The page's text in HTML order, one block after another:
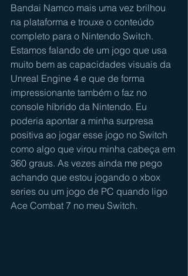
Bandai Namco mais uma vez brilhou
na plataforma e trouxe o conteúdo
completo para o Nintendo Switch.
Estamos falando de um jogo que usa
muito bem as capacidades visuais da
Unreal Engine 4 e que de forma
impressionante também o faz no
console híbrido da Nintendo. Eu
poderia apontar a minha surpresa
positiva ao jogar esse jogo no Switch
como algo que virou minha cabeça em
360 graus. As vezes ainda me pego
achando que estou jogando o xbox
series ou um jogo de PC quando ligo
Ace Combat 7 no meu Switch.